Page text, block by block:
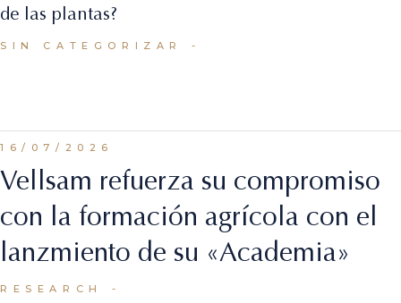
de las plantas?
SIN CATEGORIZAR
16/07/2026
Vellsam refuerza su compromiso
con la formación agrícola con el
lanzmiento de su «Academia»
RESEARCH